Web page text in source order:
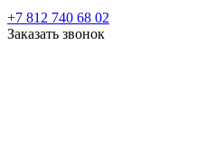
+7 812 740 68 02
Заказать звонок